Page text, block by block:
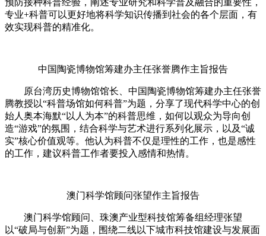
专业+科普可以更好地将科学知识传播到社会的各个层面，有
效实现科普的精准化。
中国陶瓷博物馆筹建办主任张誉腾作主旨报告
原台湾历史博物馆馆长、中国陶瓷博物馆筹建办主任张誉
腾教授以“科普场馆如何科普”为题，分享了现代科学中心的创
始人奥本海默“以人为本”的科普思维，如何以观众为导向创
造“游戏”的氛围，结合科学与艺术进行系列化展示，以及“诚
实”核心价值观等。他认为科普不仅是理性的工作，也是感性
的工作，建议科普工作者要投入感情和热情。
澳门科学馆顾问张望作主旨报告
澳门科学馆顾问、珠澳产业型科技馆筹备组经理张望
以“破局与创新”为题，围绕二线以下城市科技馆建设与发展面